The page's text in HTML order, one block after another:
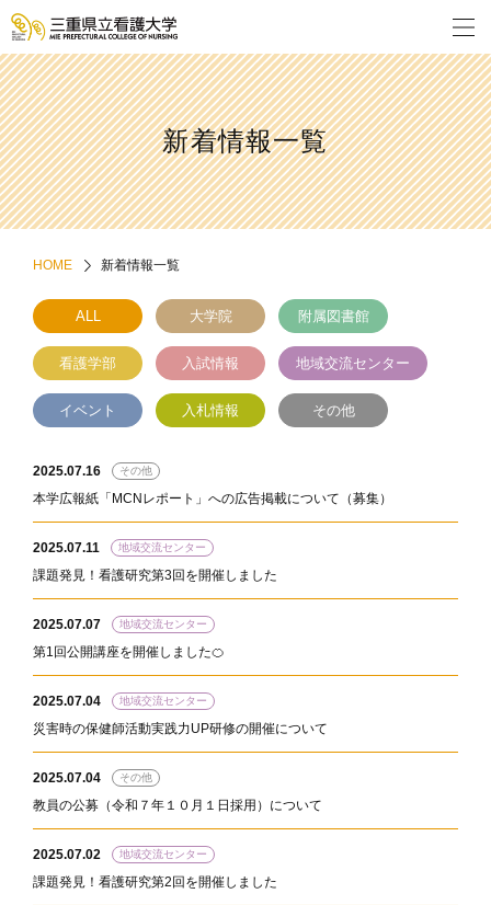
新着情報一覧
HOME 新着情報一覧
ALL 大学院 附属図書館
看護学部 入試情報 地域交流センター
イベント 入札情報 その他
2025.07.16 その他
本学広報紙「MCNレポート」への広告掲載について（募集）
2025.07.11 地域交流センター
課題発見！看護研究第3回を開催しました
2025.07.07 地域交流センター
第1回公開講座を開催しました🍊
2025.07.04 地域交流センター
災害時の保健師活動実践力UP研修の開催について
2025.07.04 その他
教員の公募（令和７年１０月１日採用）について
2025.07.02 地域交流センター
課題発見！看護研究第2回を開催しました